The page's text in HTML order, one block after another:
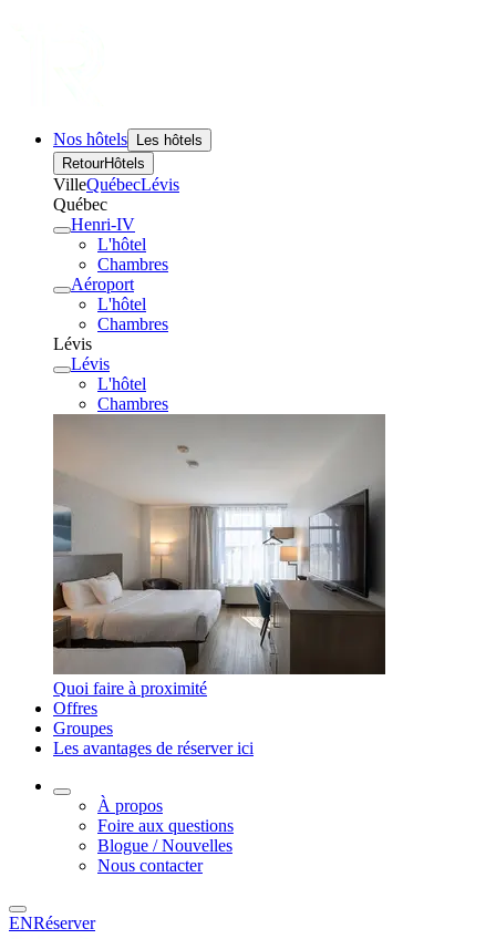
Nos hôtels
Les hôtels
RetourHôtels
VilleQuébecLévis
Québec
Henri-IV
L'hôtel
Chambres
Aéroport
L'hôtel
Chambres
Lévis
Lévis
L'hôtel
Chambres
Quoi faire à proximité
Offres
Groupes
Les avantages de réserver ici
À propos
Foire aux questions
Blogue / Nouvelles
Nous contacter
ENRéserver